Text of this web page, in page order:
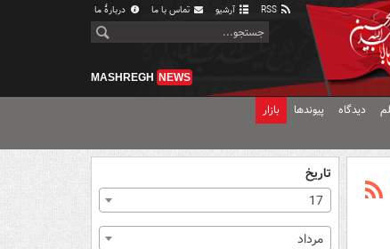
آرشیو تماس با ما دربارهٔ ما
MASHREGH NEWS
دیدگاه پیوندها بازار
تاریخ
17
مرداد